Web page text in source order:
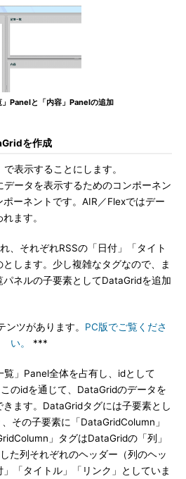
Panelと「内容」Panelの追加
を作成
表示することにします。
データを表示するためのコンポーネン
ポーネントです。AIR／Flexではデー
ます。
、それぞれRSSの「日付」「タイト
します。少し複雑なタグなので、ま
ネルの子要素としてDataGridを追加
ツがあります。 PC版でご覧くださ
い。
***
」Panel全体を占有し、idとして
のidを通じて、DataGridのデータを
ます。DataGridタグには子要素とし
その子要素に「DataGridColumn」
」タグはDataGridの「列」
た列それぞれのヘッダー（列のヘッ
「タイトル」「リンク」としていま